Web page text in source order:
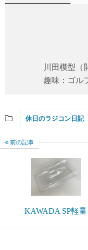
川田模型（
趣味：ゴル
休日のラジコン日記
前の記事
KAWADA SP軽量